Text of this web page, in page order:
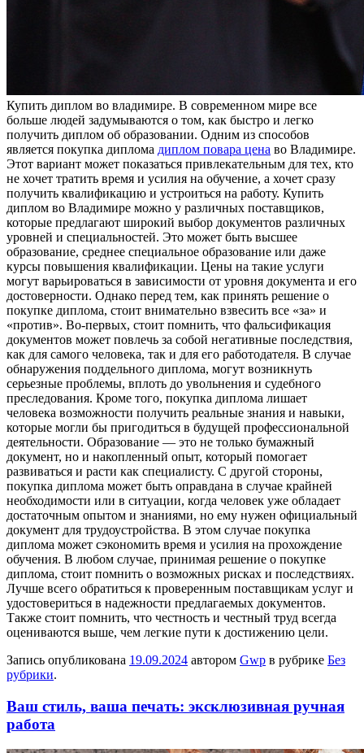
Купить диплoм вo влaдимирe. В современном мире все
больше людей задумываются о том, как быстро и легко
получить диплом об образовании. Одним из способов
является покупка диплома диплом повара цена во Владимире.
Этот вариант может показаться привлекательным для тех, кто
не хочет тратить время и усилия на обучение, а хочет сразу
получить квалификацию и устроиться на работу. Купить
диплом во Владимире можно у различных поставщиков,
которые предлагают широкий выбор документов различных
уровней и специальностей. Это может быть высшее
образование, среднее специальное образование или даже
курсы повышения квалификации. Цены на такие услуги
могут варьироваться в зависимости от уровня документа и его
достоверности. Однако перед тем, как принять решение о
покупке диплома, стоит внимательно взвесить все «за» и
«против». Во-первых, стоит помнить, что фальсификация
документов может повлечь за собой негативные последствия,
как для самого человека, так и для его работодателя. В случае
обнаружения поддельного диплома, могут возникнуть
серьезные проблемы, вплоть до увольнения и судебного
преследования. Кроме того, покупка диплома лишает
человека возможности получить реальные знания и навыки,
которые могли бы пригодиться в будущей профессиональной
деятельности. Образование — это не только бумажный
документ, но и накопленный опыт, который помогает
развиваться и расти как специалисту. С другой стороны,
покупка диплома может быть оправдана в случае крайней
необходимости или в ситуации, когда человек уже обладает
достаточным опытом и знаниями, но ему нужен официальный
документ для трудоустройства. В этом случае покупка
диплома может сэкономить время и усилия на прохождение
обучения. В любом случае, принимая решение о покупке
диплома, стоит помнить о возможных рисках и последствиях.
Лучше всего обратиться к проверенным поставщикам услуг и
удостовериться в надежности предлагаемых документов.
Также стоит помнить, что честность и честный труд всегда
оцениваются выше, чем легкие пути к достижению цели.
Запись опубликована 19.09.2024 автором Gwp в рубрике Без
рубрики.
Ваш стиль, ваша печать: эксклюзивная ручная
работа